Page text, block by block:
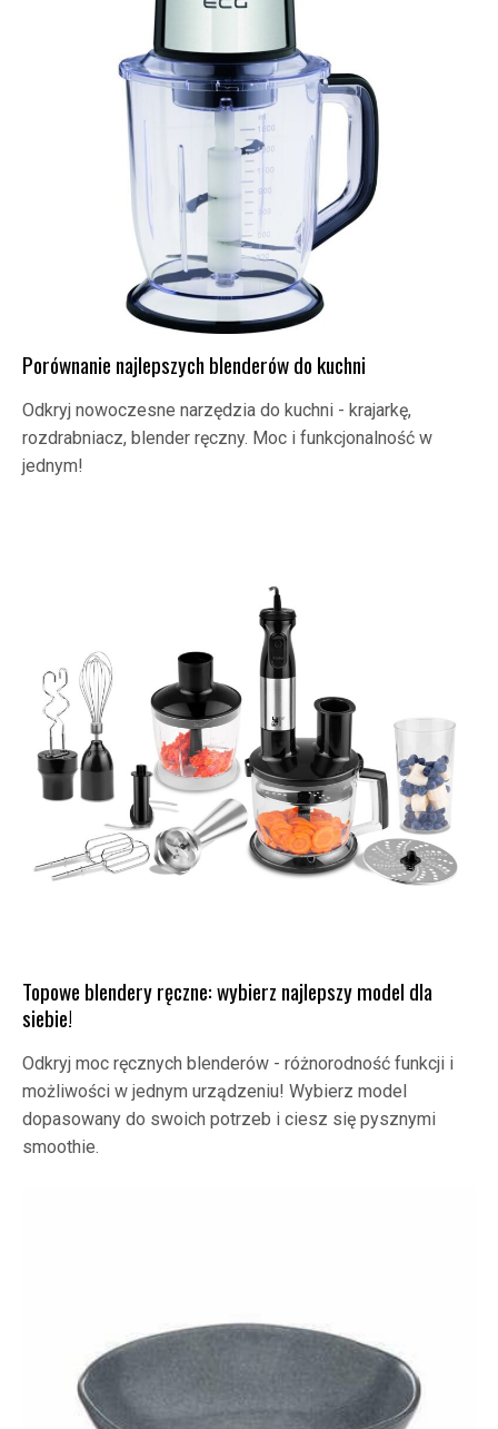
Porównanie najlepszych blenderów do kuchni
Odkryj nowoczesne narzędzia do kuchni - krajarkę,
rozdrabniacz, blender ręczny. Moc i funkcjonalność w
jednym!
Topowe blendery ręczne: wybierz najlepszy model dla
siebie!
Odkryj moc ręcznych blenderów - różnorodność funkcji i
możliwości w jednym urządzeniu! Wybierz model
dopasowany do swoich potrzeb i ciesz się pysznymi
smoothie.